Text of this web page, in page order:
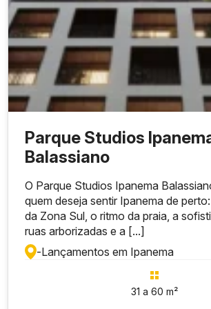
Parque Studios
Balassiano
O Parque Studios Ipanema
quem deseja sentir Ipanema de
da Zona Sul, o ritmo da praia, a
ruas arborizadas e a [...]
-Lançamentos em Ipanema
31 a 60 m²